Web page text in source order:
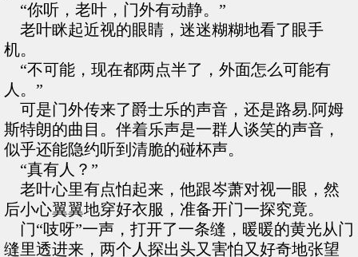
“你听，老叶，门外有动静。”
老叶眯起近视的眼睛，迷迷糊糊地看了眼手
机。
“不可能，现在都两点半了，外面怎么可能有
人。”
可是门外传来了爵士乐的声音，还是路易.阿姆
斯特朗的曲目。伴着乐声是一群人谈笑的声音，
似乎还能隐约听到清脆的碰杯声。
“真有人？”
老叶心里有点怕起来，他跟岑萧对视一眼，然
后小心翼翼地穿好衣服，准备开门一探究竟。
门“吱呀”一声，打开了一条缝，暖暖的黄光从门
缝里透进来，两个人探出头又害怕又好奇地张望